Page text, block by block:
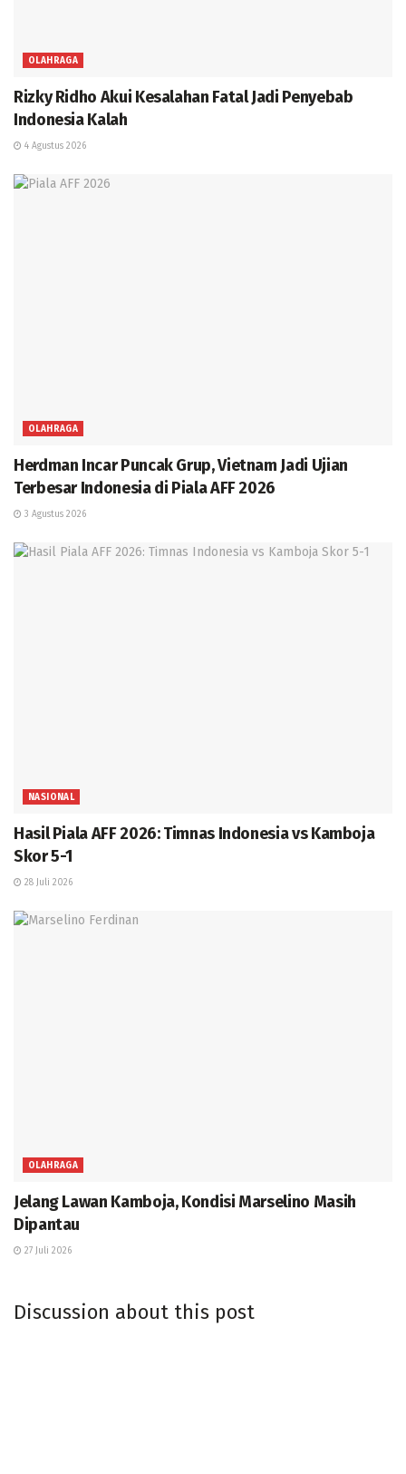
OLAHRAGA
Rizky Ridho Akui Kesalahan Fatal Jadi Penyebab
Indonesia Kalah
4 Agustus 2026
OLAHRAGA
Herdman Incar Puncak Grup, Vietnam Jadi Ujian
Terbesar Indonesia di Piala AFF 2026
3 Agustus 2026
NASIONAL
Hasil Piala AFF 2026: Timnas Indonesia vs Kamboja
Skor 5-1
28 Juli 2026
OLAHRAGA
Jelang Lawan Kamboja, Kondisi Marselino Masih
Dipantau
27 Juli 2026
Discussion about this post